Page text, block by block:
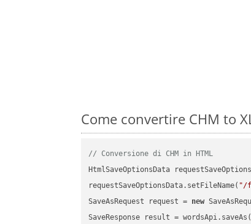
Come convertire CHM to
// Conversione di CHM in HTML
HtmlSaveOptionsData
requestSaveOptionsData.setFileName( "/
SaveAsRequest request = new
SaveResponse result =